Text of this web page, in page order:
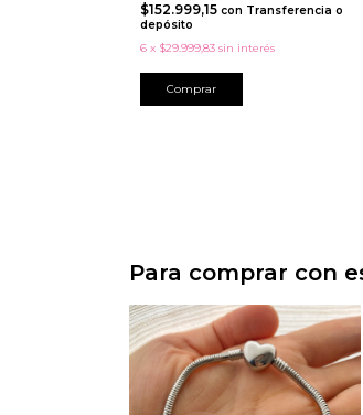
$152.999,15 con Transferencia o
depósito
6 x $29.999,83 sin interés
Comprar
Para comprar con